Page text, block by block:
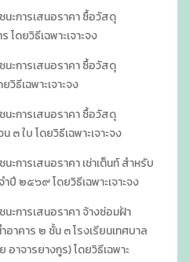
ะการเสนอราคา ซื้อวัสดุ
โดยวิธีเฉพาะเจาะจง
ะการเสนอราคา ซื้อวัสดุ
ธีเฉพาะเจาะจง
ะการเสนอราคา ซื้อวัสดุ
ใบ โดยวิธีเฉพาะเจาะจง
การเสนอราคา เช่าเต็นท์ สำหรับ
ปี ๒๕๖๙ โดยวิธีเฉพาะเจาะจง
การเสนอราคา จ้างซ่อมฝ้า
าคาร ๒ ชั้น ๓ โรงเรียนเทศบาล
าจารยางกูร) โดยวิธีเฉพาะ